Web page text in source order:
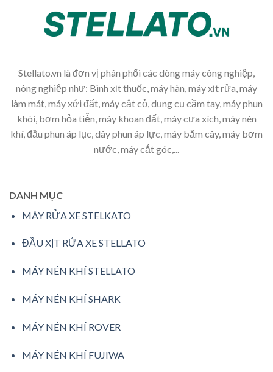
Stellato.vn là đơn vị phân phối các dòng máy công nghiệp,
nông nghiệp như: Bình xịt thuốc, máy hàn, máy xịt rửa, máy
làm mát, máy xới đất, máy cắt cỏ, dụng cụ cầm tay, máy phun
khói, bơm hỏa tiễn, máy khoan đất, máy cưa xích, máy nén
khí, đầu phun áp lục, dây phun áp lực, máy băm cây, máy bơm
nước, máy cắt góc,...
DANH MỤC
MÁY RỬA XE STELKATO
ĐẦU XỊT RỬA XE STELLATO
MÁY NÉN KHÍ STELLATO
MÁY NÉN KHÍ SHARK
MÁY NÉN KHÍ ROVER
MÁY NÉN KHÍ FUJIWA